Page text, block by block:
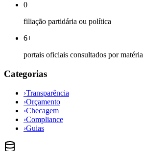
0
filiação partidária ou política
6+
portais oficiais consultados por matéria
Categorias
›Transparência
›Orçamento
›Checagem
›Compliance
›Guias